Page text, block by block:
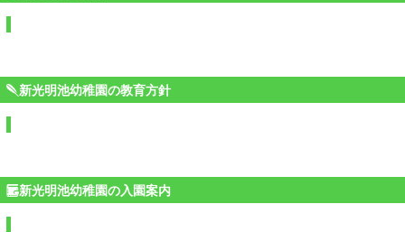
新光明池幼稚園の教育方針
新光明池幼稚園の入園案内